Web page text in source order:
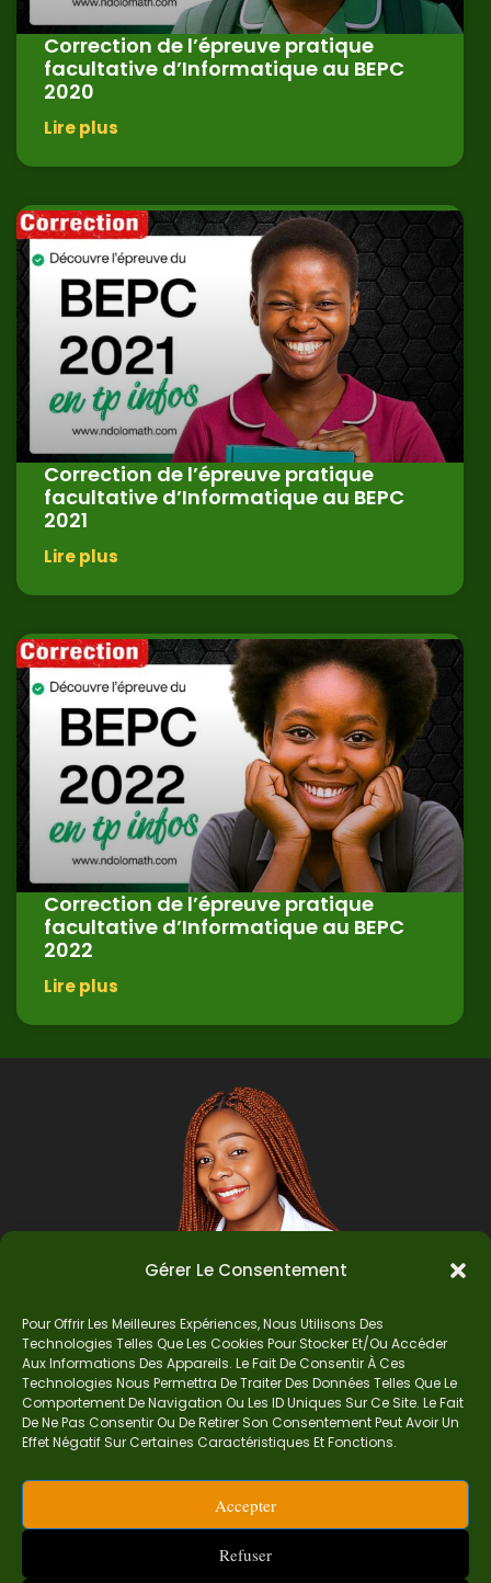
Gérer Le Consentement
Pour Offrir Les Meilleures Expériences, Nous Utilisons Des
Technologies Telles Que Les Cookies Pour Stocker Et/ou Accéder
Aux Informations Des Appareils. Le Fait De Consentir À Ces
Technologies Nous Permettra De Traiter Des Données Telles Que Le
Comportement De Navigation Ou Les ID Uniques Sur Ce Site. Le Fait
De Ne Pas Consentir Ou De Retirer Son Consentement Peut Avoir Un
Effet Négatif Sur Certaines Caractéristiques Et Fonctions.
Accepter
Refuser
Correction de l’épreuve pratique
facultative d’Informatique au BEPC
2020
Lire plus
Correction de l’épreuve pratique
facultative d’Informatique au BEPC
2021
Lire plus
Correction de l’épreuve pratique
facultative d’Informatique au BEPC
2022
Lire plus
Auteur
Je suis Madame Mba, une enseignante certifiée
de mathématiques. Sur Ndolomath, je partage
mes épreuves, documents mathématiques,
astuces et conseils pour t’aider à comprendre,
aimer et réussir en maths pas à pas.